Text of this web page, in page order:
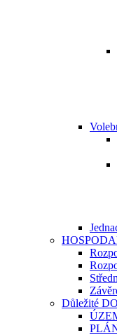
Důležité